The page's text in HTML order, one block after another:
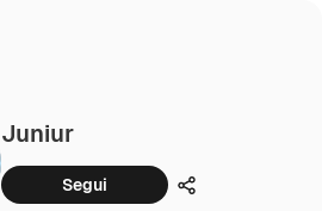
Juniur
Segui Condividi